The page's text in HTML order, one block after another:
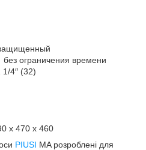
ограничения времени
4″ (32)
х 470 х 460
PIUSI MA розроблені для